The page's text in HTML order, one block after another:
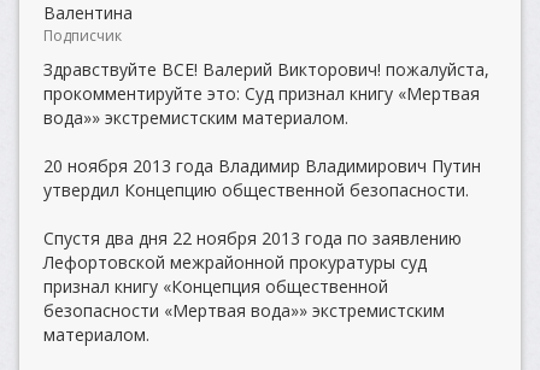
Валентина
Подписчик
Здравствуйте ВСЕ! Валерий Викторович! пожалуйста,
прокомментируйте это: Суд признал книгу «Мертвая
вода»» экстремистским материалом.
20 ноября 2013 года Владимир Владимирович Путин
утвердил Концепцию общественной безопасности.
Спустя два дня 22 ноября 2013 года по заявлению
Лефортовской межрайонной прокуратуры суд
признал книгу «Концепция общественной
безопасности «Мертвая вода»» экстремистским
материалом.